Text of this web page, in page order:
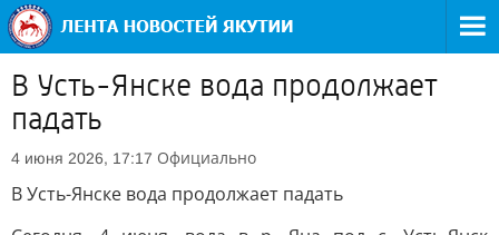
В Усть-Янске вода продолжает
падать
4 июня 2026, 17:17 Официально
В Усть-Янске вода продолжает падать